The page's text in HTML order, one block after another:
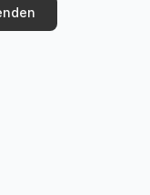
Code
Potenzial bei
— an Ihrer